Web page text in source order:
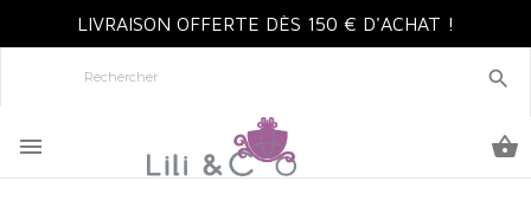
LIVRAISON OFFERTE DÈS 150 € D'ACHAT !

 